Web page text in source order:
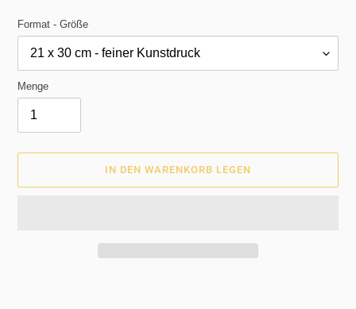
Format - Größe
Menge
IN DEN WARENKORB LEGEN